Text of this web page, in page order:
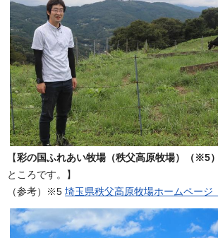
【彩の国ふれあい牧場（秩父高原牧場）（※5）
ところです。】
（参考）※5 埼玉県秩父高原牧場ホームページ